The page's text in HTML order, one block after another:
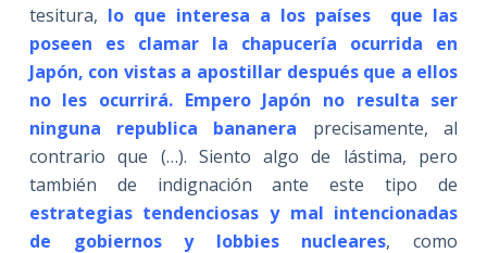
tesitura, lo que interesa a los países que las
poseen es clamar la chapucería ocurrida en
Japón, con vistas a apostillar después que a ellos
no les ocurrirá. Empero Japón no resulta ser
ninguna republica bananera precisamente, al
contrario que (…). Siento algo de lástima, pero
también de indignación ante este tipo de
estrategias tendenciosas y mal intencionadas
de gobiernos y lobbies nucleares, como